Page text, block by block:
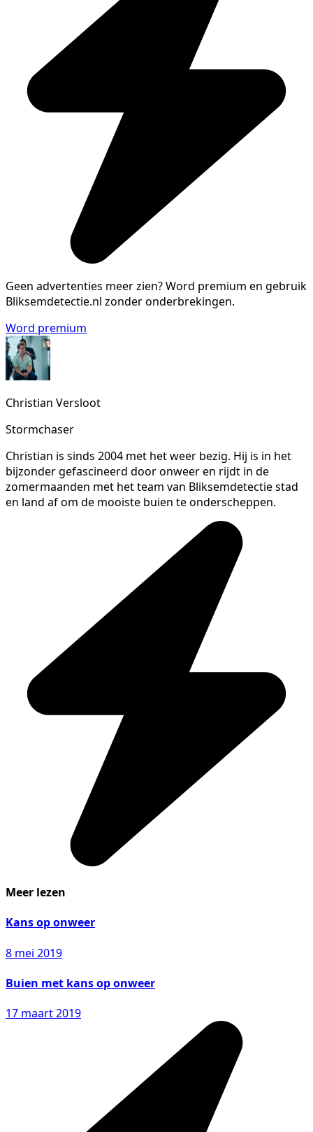
Geen advertenties meer zien?Word premium en gebruik
Bliksemdetectie.nl zonder onderbrekingen.
Word premium
Christian Versloot
Stormchaser
Christian is sinds 2004 met het weer bezig. Hij is in het
bijzonder gefascineerd door onweer en rijdt in de
zomermaanden met het team van Bliksemdetectie stad
en land af om de mooiste buien te onderscheppen.
Meer lezen
Kans op onweer
8 mei 2019
Buien met kans op onweer
17 maart 2019